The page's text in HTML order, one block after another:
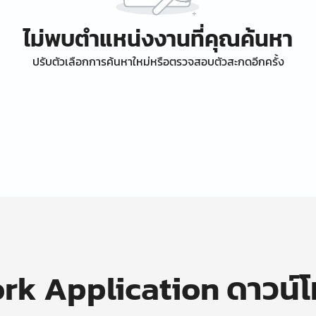
ไม่พบตำแหน่งงานที่คุณค้นหา
ปรับตัวเลือกการค้นหาใหม่หรือตรวจสอบตัวสะกดอีกครั้ง
Application ดาวน์